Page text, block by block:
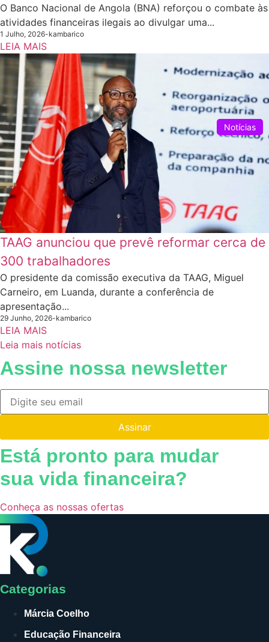
O Banco Nacional de Angola (BNA) reforçou o combate às
atividades financeiras ilegais ao divulgar uma...
1 Julho, 2026-kambarico
LEIA MAIS
Notícias
TAAG anunciou que prevê reformar cerca de
300 trabalhadores
O presidente da comissão executiva da TAAG, Miguel
Carneiro, em Luanda, durante a conferência de
apresentação...
29 Junho, 2026-kambarico
LEIA MAIS
Leia mais notícias
Assine nossa newsletter
Assinar
Está pronto para mudar
sua vida financeira?
Conheça as nossas ofertas
Categorias
Márcia Coelho
Educação Financeira